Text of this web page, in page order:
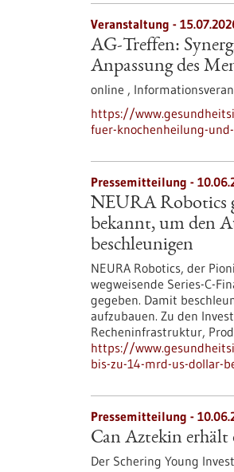
Veranstaltung -
AG-Treffen:
Anpassung des
online ,
https://
fuer-knochenheilung-
Pressemitteilung -
NEURA Robotics
bekannt, um den
beschleunigen
NEURA Robotics, der
wegweisende Series-C-
gegeben. Damit
aufzubauen. Zu den
Recheninfrastruktur,
https://
bis-zu-14-mrd-us-dollar-
Pressemitteilung -
Can Aztekin erhält
Der Schering Young